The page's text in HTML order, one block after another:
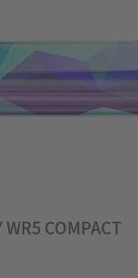
WR5 COMPACT